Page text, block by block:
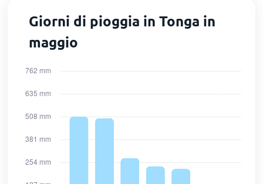
Giorni di pioggia in Tonga in
maggio